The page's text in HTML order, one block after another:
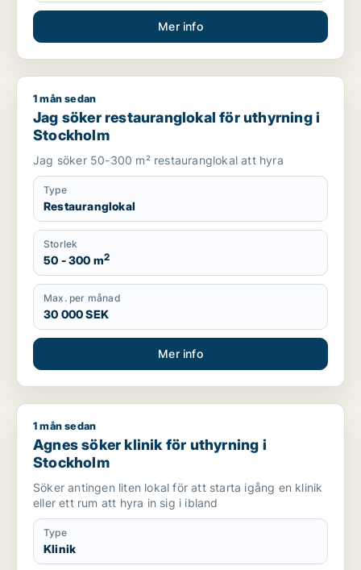
Mer info
Jag söker restauranglokal för uthyrning i Stockholm
1 mån sedan
Jag söker restauranglokal för uthyrning i
Stockholm
Jag söker 50-300 m² restauranglokal att hyra
Type
Restauranglokal
Storlek
50 - 300 m2
Max. per månad
30 000 SEK
Mer info
Agnes söker klinik för uthyrning i Stockholm
1 mån sedan
Agnes söker klinik för uthyrning i
Stockholm
Söker antingen liten lokal för att starta igång en klinik
eller ett rum att hyra in sig i ibland
Type
Klinik